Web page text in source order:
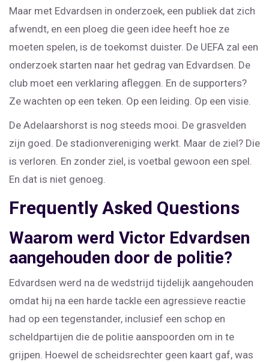
Maar met Edvardsen in onderzoek, een publiek dat zich
afwendt, en een ploeg die geen idee heeft hoe ze
moeten spelen, is de toekomst duister. De UEFA zal een
onderzoek starten naar het gedrag van Edvardsen. De
club moet een verklaring afleggen. En de supporters?
Ze wachten op een teken. Op een leiding. Op een visie.
De Adelaarshorst is nog steeds mooi. De grasvelden
zijn goed. De stadionvereniging werkt. Maar de ziel? Die
is verloren. En zonder ziel, is voetbal gewoon een spel.
En dat is niet genoeg.
Frequently Asked Questions
Waarom werd Victor Edvardsen
aangehouden door de politie?
Edvardsen werd na de wedstrijd tijdelijk aangehouden
omdat hij na een harde tackle een agressieve reactie
had op een tegenstander, inclusief een schop en
scheldpartijen die de politie aanspoorden om in te
grijpen. Hoewel de scheidsrechter geen kaart gaf, was